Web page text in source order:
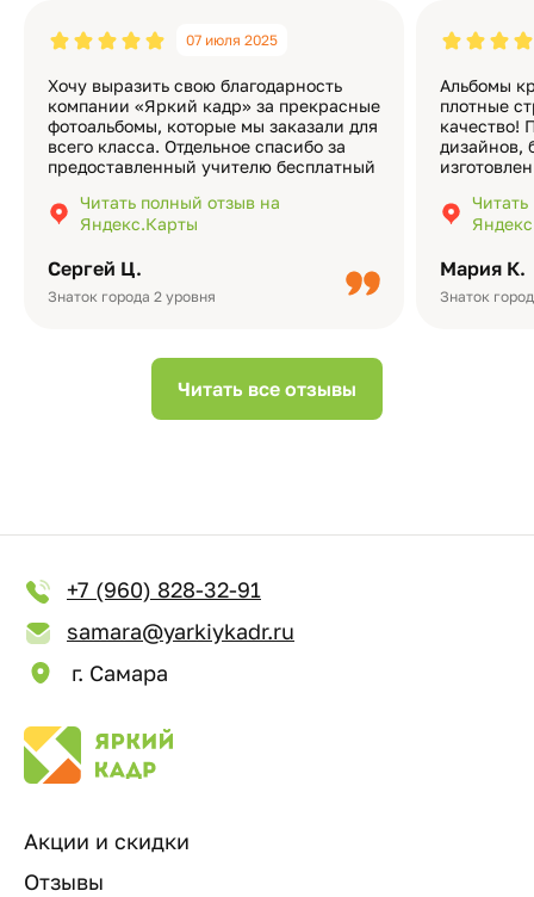
Сергей Ц.
Знаток города 2 уровня
07 июля 2025
Хочу выразить свою благодарность
компании «Яркий кадр» за прекрасные
фотоальбомы, которые мы заказали для
всего класса. Отдельное спасибо за
предоставленный учителю бесплатный
подчёркивает значимость события.
Качество альбомов на высшем уровне:
Читать полный отзыв на
Яндекс.Карты
Мария К.
Знаток
Альбомы
плотные
качество!
дизайнов,
добавить
видео с
Читать все отзывы
+7 (960) 828-32-91
samara@yarkiykadr.ru
г. Самара
Акции и скидки
Отзывы